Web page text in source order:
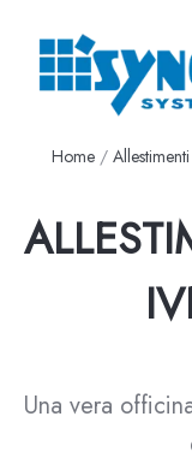
Home / Allestimenti
Una vera